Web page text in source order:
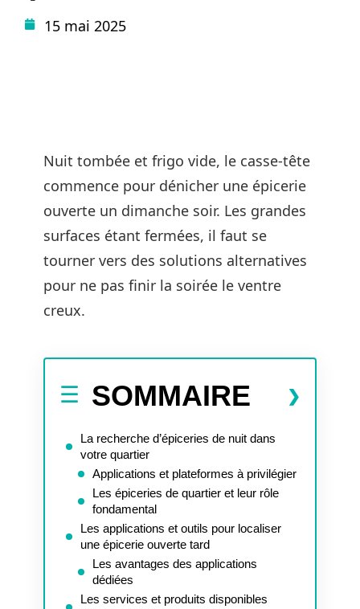
15 mai 2025
Nuit tombée et frigo vide, le casse-tête
commence pour dénicher une épicerie
ouverte un dimanche soir. Les grandes
surfaces étant fermées, il faut se
tourner vers des solutions alternatives
pour ne pas finir la soirée le ventre
creux.
SOMMAIRE
La recherche d’épiceries de nuit dans
votre quartier
Applications et plateformes à privilégier
Les épiceries de quartier et leur rôle
fondamental
Les applications et outils pour localiser
une épicerie ouverte tard
Les avantages des applications
dédiées
Les services et produits disponibles